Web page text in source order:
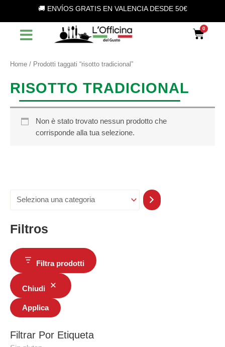
contenuto
🚚 ENVÍOS GRATIS EN VALENCIA DESDE 50€
l
o
u
a
Filtros
Filtra prodotti
Chiudi
Applica
Filtrar Por Etiqueta
Home / Prodotti taggati “risotto tradicional”
RISOTTO TRADICIONAL
Non è stato trovato nessun prodotto che
corrisponde alla tua selezione.